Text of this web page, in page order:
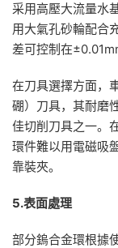
采用高壓大流量水
用大氣孔砂輪配合
差可控制在
在刀具選擇方面，
硼）刀具，其耐磨
佳切削刀具之一。
環件難以用電磁吸
靠裝夾。
5.表面處理
部分鎢合金環根據